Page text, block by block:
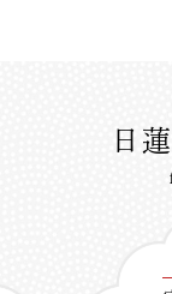
日